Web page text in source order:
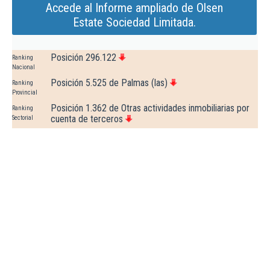
Accede al Informe ampliado de Olsen
Estate Sociedad Limitada.
Ranking
Nacional
Posición 296.122
Ranking
Provincial
Posición 5.525 de Palmas (las)
Ranking
Sectorial
Posición 1.362 de Otras actividades inmobiliarias por
cuenta de terceros